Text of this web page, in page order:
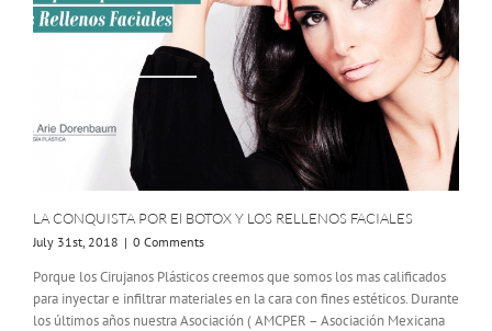
LA CONQUISTA POR El BOTOX Y LOS RELLENOS FACIALES
July 31st, 2018 | 0 Comments
Porque los Cirujanos Plásticos creemos que somos los mas calificados
para inyectar e infiltrar materiales en la cara con fines estéticos. Durante
los últimos años nuestra Asociación ( AMCPER – Asociación Mexicana